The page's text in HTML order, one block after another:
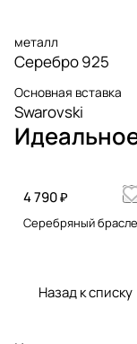
металл
Серебро 925
Основная вставка
Swarovski
4 790 ₽
Серебряный
Назад к списку